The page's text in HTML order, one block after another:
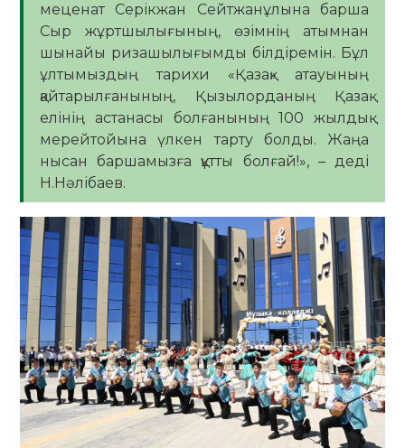
меценат Серікжан Сейтжанұлына барша
Сыр жұртшылығының, өзімнің атымнан
шынайы ризашылығымды білдіремін. Бұл
ұлтымыздың тарихи «Қазақ» атауының
қайтарылғанының, Қызылорданың Қазақ
елінің астанасы болғанының 100 жылдық
мерейтойына үлкен тарту болды. Жаңа
нысан баршамызға құтты болғай!», – деді
Н.Нәлібаев.